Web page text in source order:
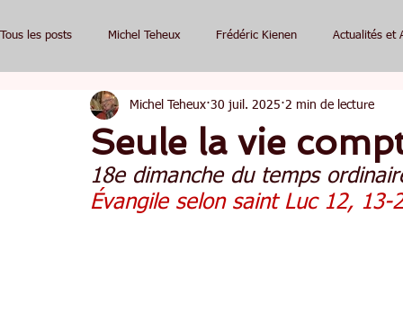
Tous les posts Michel Teheux Frédéric Kienen Actualités et
Seule la vie
Michel Teheux 30 juil. 2025 2 min de lecture
18e dimanche du temps
Évangile selon saint Luc 12, 13-